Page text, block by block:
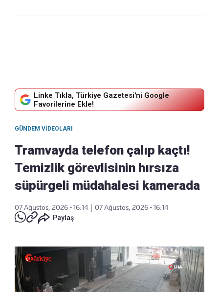
Linke Tıkla, Türkiye Gazetesi'ni Google
Favorilerine Ekle!
GÜNDEM VIDEOLARI
Tramvayda telefon çalıp kaçtı!
Temizlik görevlisinin hırsıza
süpürgeli müdahalesi kamerada
07 Ağustos, 2026 - 16:14
07 Ağustos, 2026 - 16:14
Paylaş